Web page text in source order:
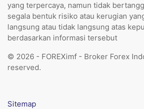
yang terpercaya, namun tidak
segala bentuk risiko atau kerugian
langsung atau tidak langsung atas
berdasarkan informasi tersebut
© 2026 - FOREXimf - Broker Forex
reserved.
Sitemap